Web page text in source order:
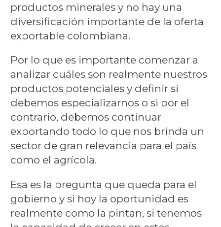
productos minerales y no hay una
diversificación importante de la oferta
exportable colombiana.
Por lo que es importante comenzar a
analizar cuáles son realmente nuestros
productos potenciales y definir si
debemos especializarnos o si por el
contrario, debemos continuar
exportando todo lo que nos brinda un
sector de gran relevancia para el país
como el agrícola.
Esa es la pregunta que queda para el
gobierno y si hoy la oportunidad es
realmente como la pintan, si tenemos